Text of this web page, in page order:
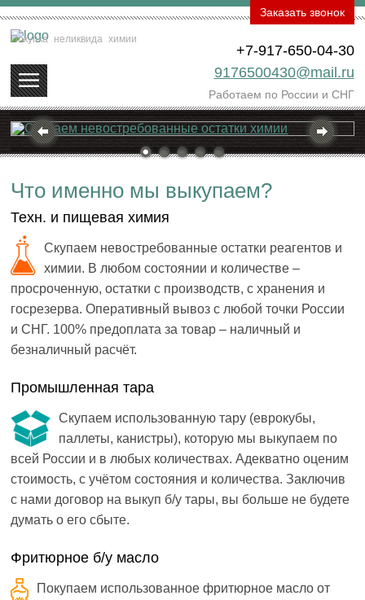
Покупка неликвида химии
+7-917-650-04-30
9176500430@mail.ru
Работаем по России и СНГ
Заказать звонок
Что именно мы выкупаем?
Техн. и пищевая химия
Скупаем невостребованные остатки реагентов и
химии. В любом состоянии и количестве –
просроченную, остатки с производств, с хранения и
госрезерва. Оперативный вывоз с любой точки России
и СНГ. 100% предоплата за товар – наличный и
безналичный расчёт.
Промышленная тара
Скупаем использованную тару (еврокубы,
паллеты, канистры), которую мы выкупаем по
всей России и в любых количествах. Адекватно оценим
стоимость, с учётом состояния и количества. Заключив
с нами договор на выкуп б/у тары, вы больше не будете
думать о его сбыте.
Фритюрное б/у масло
Покупаем использованное фритюрное масло от